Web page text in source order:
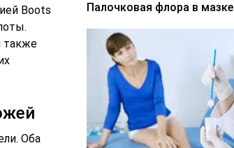
Boots
также
Оба
Палочковая флора в мазке